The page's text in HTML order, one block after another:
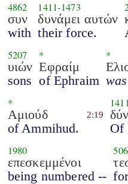
4862
συν
with
1411-1473
δυνάμει αυτών
their force.
5207
υιών
sons
*
Εφραίμ
of Ephraim
*
was
*
Αμιούδ
of Ammihud.
2:19
Of
1980
επεσκεμμένοι
being numbered --